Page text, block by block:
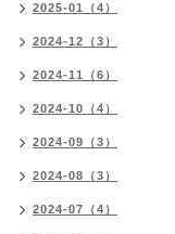
2025-01（4）
2024-12（3）
2024-11（6）
2024-10（4）
2024-09（3）
2024-08（3）
2024-07（4）